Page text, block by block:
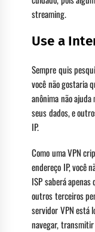
streaming.
Use a
Sempre quis
você não gostaria
anônima não
seus dados, e
IP.
Como uma VPN
endereço IP, você
ISP saberá apenas
outros terceiros
servidor VPN está
navegar,